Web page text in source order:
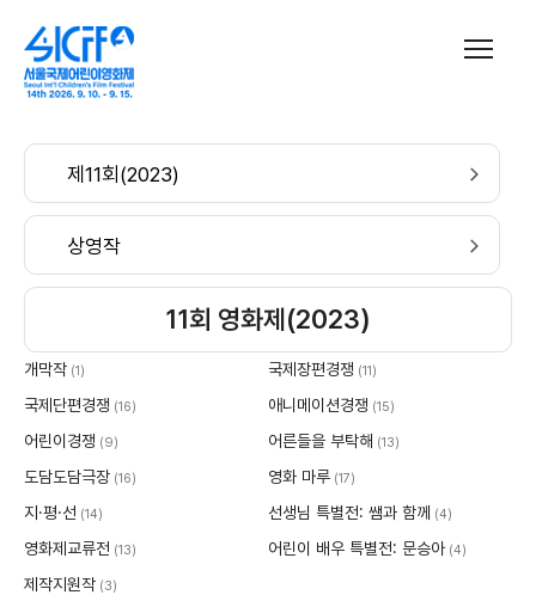
제11회(2023)
상영작
11회 영화제(2023)
개막작 (1) 국제장편경쟁 (11)
국제단편경쟁 (16) 애니메이션경쟁 (15)
어린이경쟁 (9) 어른들을 부탁해 (13)
도담도담극장 (16) 영화 마루 (17)
지·평·선 (14) 선생님 특별전: 쌤과 함께 (4)
영화제교류전 (13) 어린이 배우 특별전: 문승아 (4)
제작지원작 (3)